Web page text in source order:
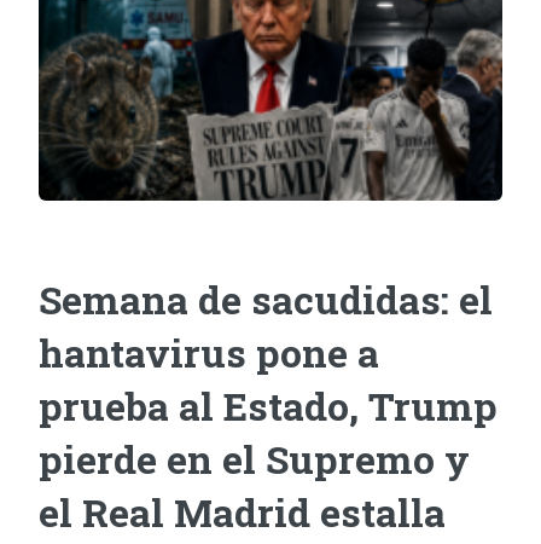
Semana de sacudidas: el
hantavirus pone a
prueba al Estado, Trump
pierde en el Supremo y
el Real Madrid estalla